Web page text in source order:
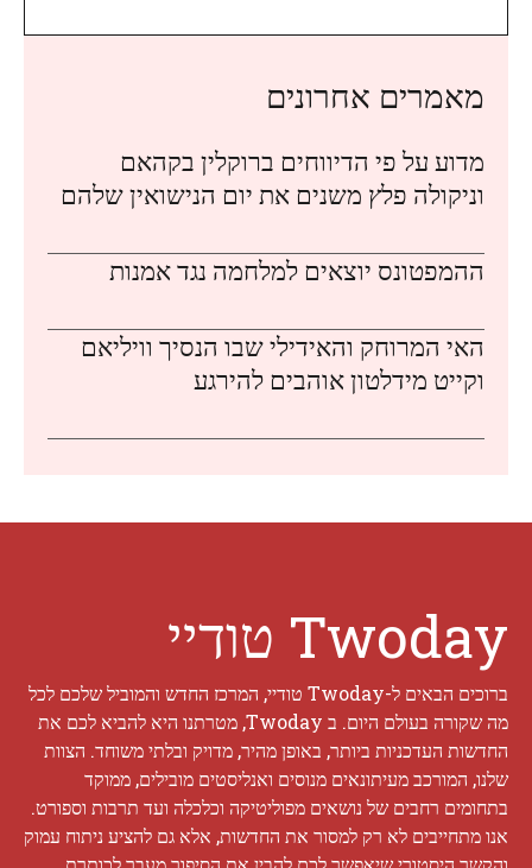
מאמרים אחרונים
מדוע על פי הדיווחים ברוקלין בקהאם
וניקולה פלץ משנים את יום הנישואין שלהם
ההמפטונס יוצאים למלחמה נגד אמנות
האי המרוחק והאידילי שבו הנסיך וויליאם
וקייט מידלטון אוהבים להירגע
Twoday טודיי
ברוכים הבאים ל-Twoday טודיי, המרכז החדש והמוביל שלכם לכל
מה שקורה בעולם היום. ב Twoday, מטרתנו היא להביא לכם את
החדשות העדכניות ביותר, באופן מהיר, מדויק ובלתי משוחד. הצוות
שלנו, המורכב מעיתונאים מנוסים ואנליסטים מובילים, ממוקד
בתחומים רחבים של נושאים מפוליטיקה וכלכלה ועד תרבות וספורט.
אנו מתחייבים לא רק למסור את החדשות, אלא גם להציע ניתוח עמוק